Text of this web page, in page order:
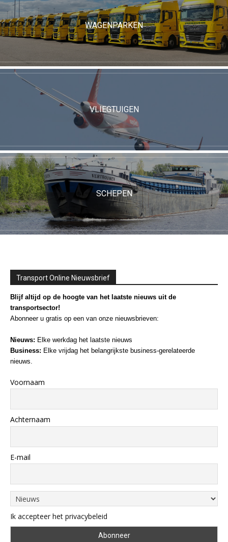
WAGENPARKEN
VLIEGTUIGEN
SCHEPEN
Transport Online Nieuwsbrief
Blijf altijd op de hoogte van het laatste nieuws uit de
transportsector!
Abonneer u gratis op een van onze nieuwsbrieven:
Nieuws: Elke werkdag het laatste nieuws
Business: Elke vrijdag het belangrijkste business-gerelateerde
nieuws.
Voornaam
Achternaam
E-mail
Ik accepteer het privacybeleid